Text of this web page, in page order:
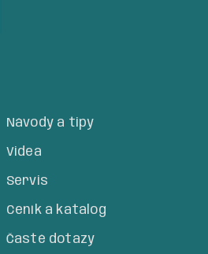
Návody a tipy
Videa
Servis
Ceník a katalog
Časté dotazy